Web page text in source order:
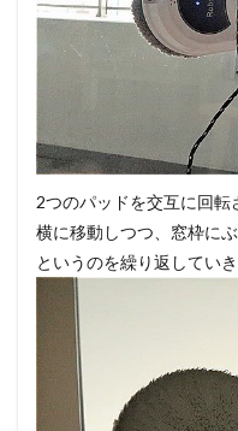
2つのパッドを交互に回
横に移動しつつ、窓枠に
というのを繰り返してい